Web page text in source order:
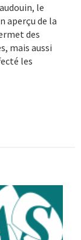
le
aperçu de la
des
mais aussi
les